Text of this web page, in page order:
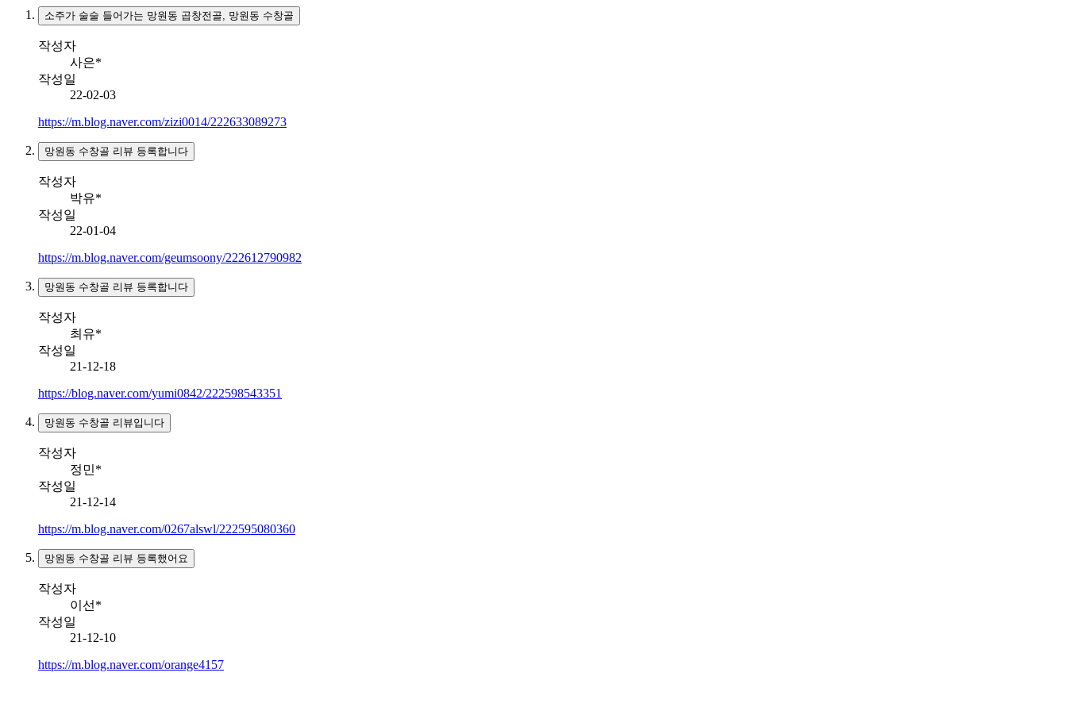
소주가 술술 들어가는 망원동 곱창전골, 망원동 수창골
작성자
사은*
작성일
22-02-03
https://m.blog.naver.com/zizi0014/222633089273
망원동 수창골 리뷰 등록합니다
작성자
박유*
작성일
22-01-04
https://m.blog.naver.com/geumsoony/222612790982
망원동 수창골 리뷰 등록합니다
작성자
최유*
작성일
21-12-18
https://blog.naver.com/yumi0842/222598543351
망원동 수창골 리뷰입니다
작성자
정민*
작성일
21-12-14
https://m.blog.naver.com/0267alswl/222595080360
망원동 수창골 리뷰 등록했어요
작성자
이선*
작성일
21-12-10
https://m.blog.naver.com/orange4157